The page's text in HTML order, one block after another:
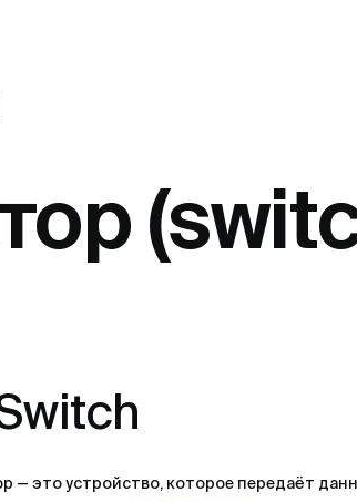
— это устройство, которое передаёт